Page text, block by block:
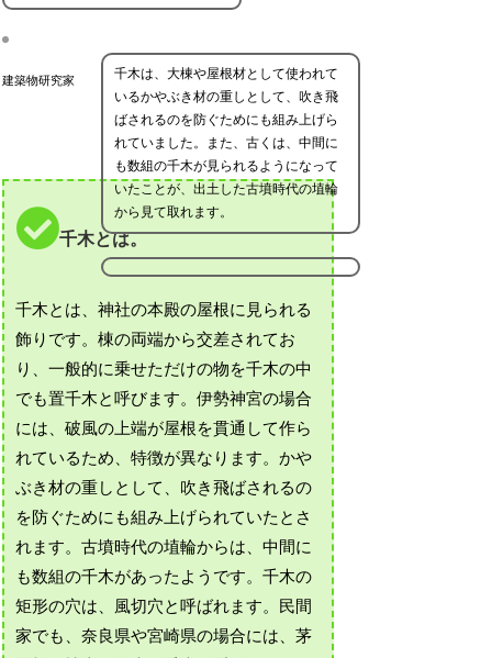
建築物研究家
千木は、大棟や屋根材として使われて
いるかやぶき材の重しとして、吹き飛
ばされるのを防ぐためにも組み上げら
れていました。また、古くは、中間に
も数組の千木が見られるようになって
いたことが、出土した古墳時代の埴輪
から見て取れます。
千木とは。
千木とは、神社の本殿の屋根に見られる
飾りです。棟の両端から交差されてお
り、一般的に乗せただけの物を千木の中
でも置千木と呼びます。伊勢神宮の場合
には、破風の上端が屋根を貫通して作ら
れているため、特徴が異なります。かや
ぶき材の重しとして、吹き飛ばされるの
を防ぐためにも組み上げられていたとさ
れます。古墳時代の埴輪からは、中間に
も数組の千木があったようです。千木の
矩形の穴は、風切穴と呼ばれます。民間
家でも、奈良県や宮崎県の場合には、茅